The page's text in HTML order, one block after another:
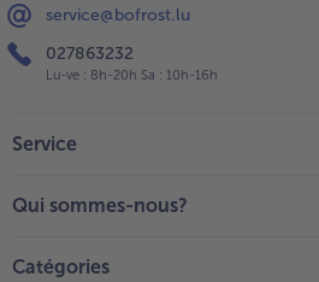
service@bofrost.lu
027863232
Lu-ve : 8h-20h Sa : 10h-16h
Service
Qui sommes-nous?
Catégories